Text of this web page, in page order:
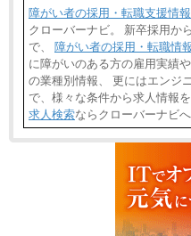
障がい者の採用・転職支援情報
クローバーナビ。 新卒採用か
で、 障がい者の採用・転職情
に障がいのある方の雇用実績
の業種別情報、 更にはエンジ
で、様々な条件から求人情報
求人検索ならクローバーナビへ